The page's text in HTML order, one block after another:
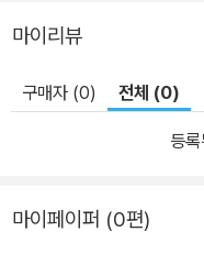
마이리뷰
구매자 (0) 전체 (0)
등
마이페이퍼 (0편)